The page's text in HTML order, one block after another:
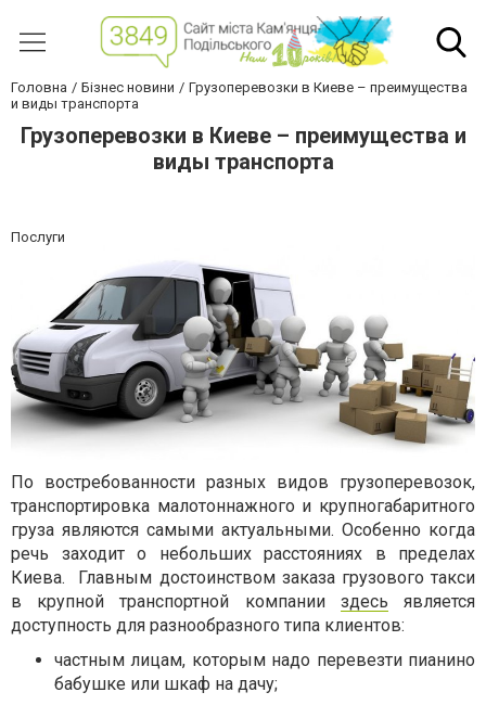
Головна Бізнес новини
Грузоперевозки в Киеве – преимущества
и виды транспорта
Грузоперевозки в Киеве – преимущества и
виды транспорта
Послуги
По востребованности разных видов грузоперевозок,
транспортировка малотоннажного и крупногабаритного
груза являются самыми актуальными. Особенно когда
речь заходит о небольших расстояниях в пределах
Киева. Главным достоинством заказа грузового такси
в крупной транспортной компании здесь является
доступность для разнообразного типа клиентов:
частным лицам, которым надо перевезти пианино
бабушке или шкаф на дачу;